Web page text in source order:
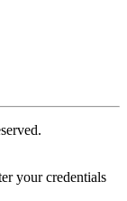
your credentials